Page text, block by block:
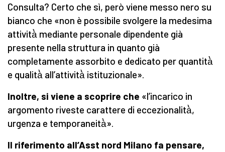
Consulta? Certo che sì, però viene messo nero su
bianco che «non è possibile svolgere la medesima
attività̀ mediante personale dipendente già
presente nella struttura in quanto già
completamente assorbito e dedicato per quantità̀
e qualità̀ all’attività̀ istituzionale».
Inoltre, si viene a scoprire che «l’incarico in
argomento riveste carattere di eccezionalità̀,
urgenza e temporaneità̀».
Il riferimento all’Asst nord Milano fa pensare,